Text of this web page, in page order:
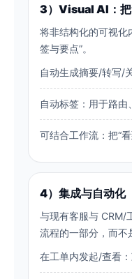
3）Visual AI：把
将非结构化的可视化
签与要点”。
自动生成摘要/转写/
自动标签：用于路由
可结合工作流：把“
4）集成与自动化
与现有客服与 CRM/
流程的一部分，而不
在工单内发起/查看